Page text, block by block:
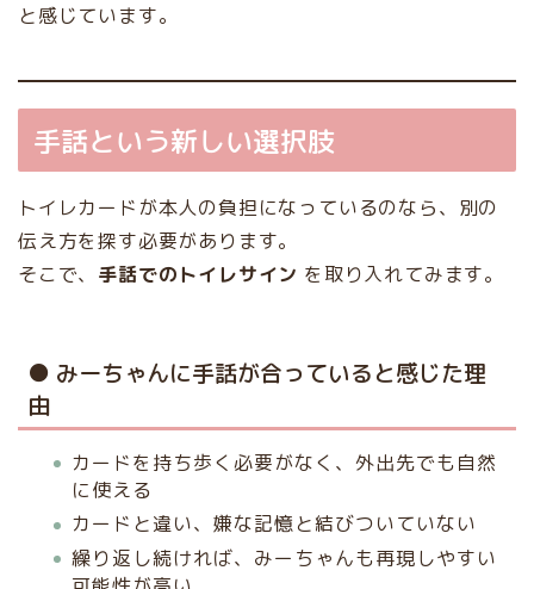
と感じています。
手話という新しい選択肢
トイレカードが本人の負担になっているのなら、別の
伝え方を探す必要があります。
そこで、 手話でのトイレサイン を取り入れてみます。
● みーちゃんに手話が合っていると感じた理
由
カードを持ち歩く必要がなく、外出先でも自然
に使える
カードと違い、嫌な記憶と結びついていない
繰り返し続ければ、みーちゃんも再現しやすい